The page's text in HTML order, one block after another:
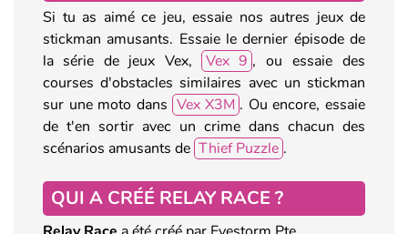
Si tu as aimé ce jeu, essaie nos autres jeux de
stickman amusants. Essaie le dernier épisode de
la série de jeux Vex,
Vex 9 , ou essaie des
courses d'obstacles similaires avec un stickman
sur une moto dans Vex X3M . Ou encore, essaie
de t'en sortir avec un crime dans chacun des
scénarios amusants de Thief Puzzle .
QUI A CRÉÉ RELAY RACE ?